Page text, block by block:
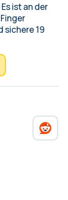
ist an der
sichere 19